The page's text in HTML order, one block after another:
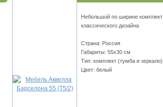
Небольшой по ширине комплект
классического дизайна
Страна: Россия
Габариты: 55х30 см
Тип: комплект (тумба и зеркало)
Цвет: белый